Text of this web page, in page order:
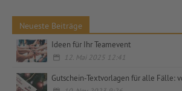
Neueste Beiträge
Ideen für Ihr Teamevent
12. Mai 2025 12:41